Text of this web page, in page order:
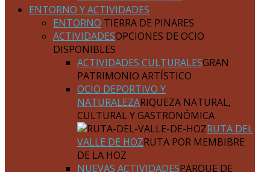
ENTORNO Y ACTIVIDADES
ENTORNO TIERRA DE PINARES
ACTIVIDADESOPCIONES DE OCIO
DISPONIBLES
ACTIVIDADES CULTURALESGRAN
PATRIMONIO ARTÍSTICO
OCIO DEPORTIVO Y
NATURALEZARIQUEZA NATURAL,
CULTURAL Y GASTRONÓMICA
RUTA DEL
VALLE DE HOZRUTA POR MEMBIBRE
DE LA HOZ
NUEVAS ACTIVIDADESPARQUE DE